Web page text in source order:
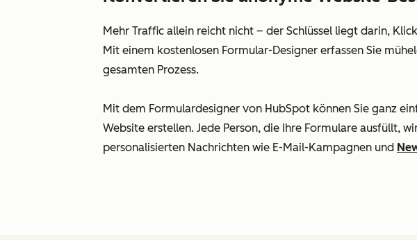
Mehr Traffic allein reicht nicht – der Schlüssel liegt darin,
Mit einem kostenlosen Formular-Designer erfassen Sie
gesamten Prozess.
Mit dem Formulardesigner von HubSpot können Sie ganz
Website erstellen. Jede Person, die Ihre Formulare ausfüllt,
personalisierten Nachrichten wie E-Mail-Kampagnen und